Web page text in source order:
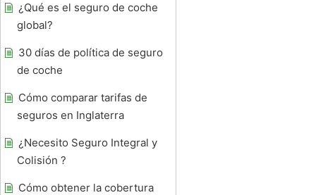
¿Qué es el seguro de coche
global?
30 días de política de seguro
de coche
Cómo comparar tarifas de
seguros en Inglaterra
¿Necesito Seguro Integral y
Colisión ?
Cómo obtener la cobertura